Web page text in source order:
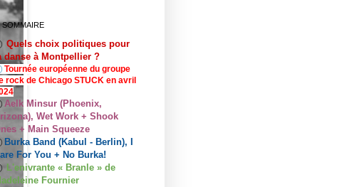
Quels choix politiques pour
danse à Montpellier ?
Tournée européenne du groupe
rock de Chicago STUCK en avril
Aelk Minsur (Phoenix,
Wet Work + Shook
+ Main Squeeze
Burka Band (Kabul - Berlin), I
For You + No Burka!
L'enivrante « Branle » de
Fournier